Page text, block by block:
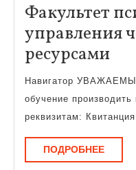
Факультет
управления
ресурсами
и
Навигатор
обучение
реквизитам:
ПОДРОБНЕЕ